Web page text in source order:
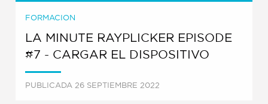
FORMACION
LA MINUTE RAYPLICKER EPISODE
#7 - CARGAR EL DISPOSITIVO
PUBLICADA 26 SEPTIEMBRE 2022